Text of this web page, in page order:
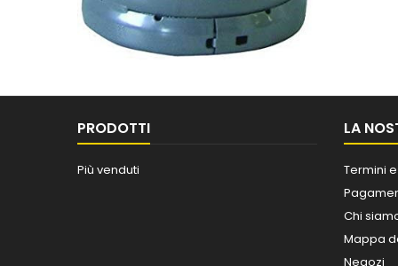
PRODOTTI
Più venduti
LA
Termini
Chi
Mappa
Negozi